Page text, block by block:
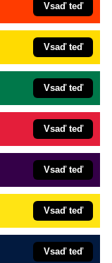
Vsaď teď
Vsaď teď
Vsaď teď
Vsaď teď
Vsaď teď
Vsaď teď
Vsaď teď